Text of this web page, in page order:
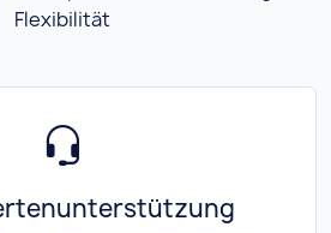
Flexibilität